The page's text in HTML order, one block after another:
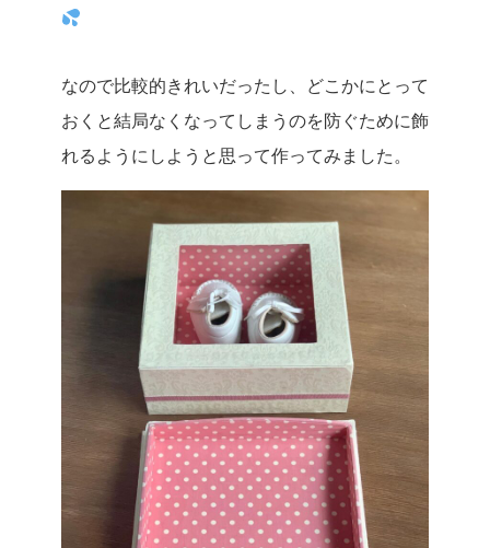
なので比較的きれいだったし、どこかにとって
おくと結局なくなってしまうのを防ぐために飾
れるようにしようと思って作ってみました。